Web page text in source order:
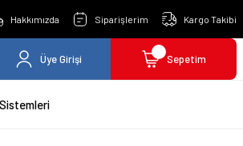
Hakkımızda Siparişlerim Kargo Takibi
Üye Girişi Sepetim